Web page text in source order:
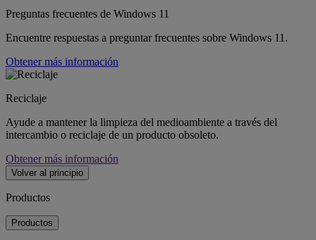
Preguntas frecuentes de Windows 11
Encuentre respuestas a preguntar frecuentes sobre Windows 11.
Obtener más información
Reciclaje
Ayude a mantener la limpieza del medioambiente a través del
intercambio o reciclaje de un producto obsoleto.
Obtener más información
Volver al principio
Productos
Productos